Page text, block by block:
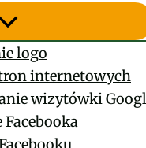
logo
internetowych
wizytówki